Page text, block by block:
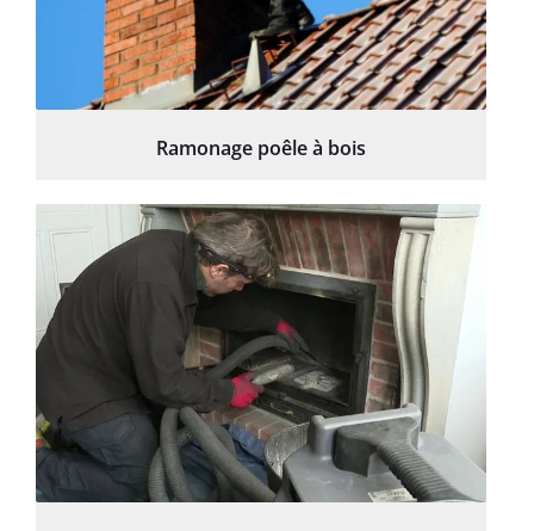
Ramonage poêle à bois